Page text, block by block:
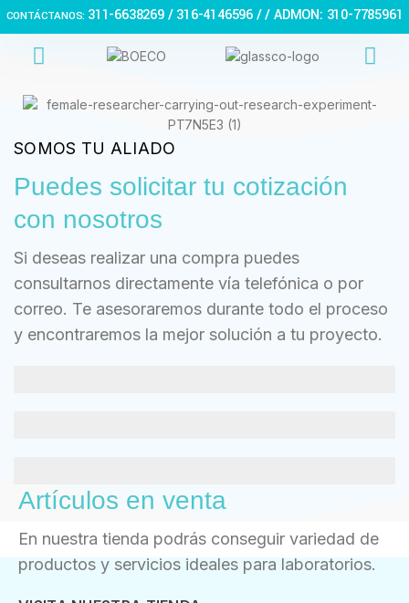
CONTÁCTANOS: 311-6638269 /316-4146596 / / ADMON: 310-7785961
SOMOS TU ALIADO
Puedes solicitar tu cotización
con nosotros
Si deseas realizar una compra puedes
consultarnos directamente vía telefónica o por
correo. Te asesoraremos durante todo el proceso
y encontraremos la mejor solución a tu proyecto.
Artículos en venta
En nuestra tienda podrás conseguir variedad de
productos y servicios ideales para laboratorios.